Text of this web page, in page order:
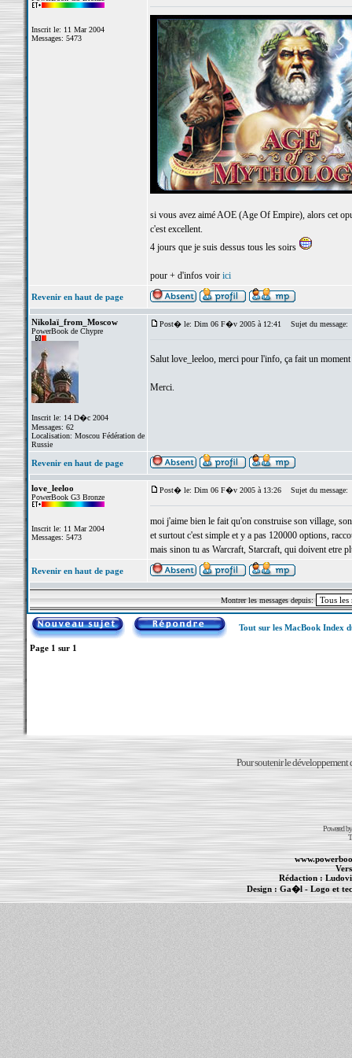
Inscrit le: 11 Mar 2004
Messages: 5473
si vous avez aimé AOE (Age Of Empire), alors cet
c'est excellent.
4 jours que je suis dessus tous les soirs
pour + d'infos voir ici
Revenir en haut de page
Nikolaï_from_Moscow
PowerBook de Chypre
Inscrit le: 14 D�c 2004
Messages: 62
Localisation: Moscou Fédération de
Russie
Post� le: Dim 06 F�v 2005 à 12:41 Sujet du message:
Salut love_leeloo, merci pour l'info, ça fait un
Merci.
Revenir en haut de page
love_leeloo
PowerBook G3 Bronze
Inscrit le: 11 Mar 2004
Messages: 5473
Post� le: Dim 06 F�v 2005 à 13:26 Sujet du message:
moi j'aime bien le fait qu'on construise son village, son
et surtout c'est simple et y a pas 120000 options,
mais sinon tu as Warcraft, Starcraft, qui doivent etre
Revenir en haut de page
Montrer les messages depuis:
Tout sur les MacBook Index
Page 1 sur 1
Pour soutenir le développement
Powered
Rédaction :
Design : Ga�l - Logo et
Informations : - MacBook Pro